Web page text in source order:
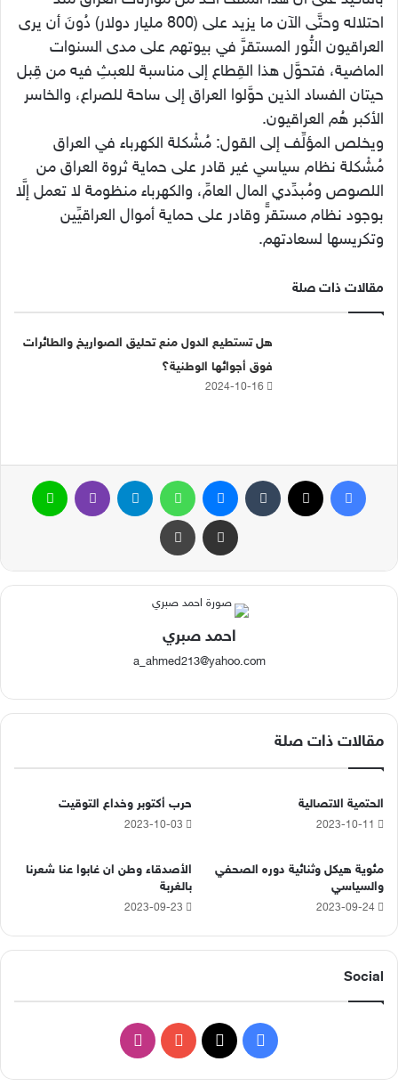
احتلاله وحتَّى الآن ما يزيد على (800 مليار دولار) دُونَ أن يرى
العراقيون النُّور المستقرَّ في بيوتهم على مدى السنوات
الماضية، فتحوَّل هذا القِطاع إلى مناسبة للعبثِ فيه من قِبل
حيتان الفساد الذين حوَّلوا العراق إلى ساحة للصراع، والخاسر
الأكبر هُم العراقيون.
ويخلص المؤلِّف إلى القول: مُشْكلة الكهرباء في العراق
مُشْكلة نظام سياسي غير قادر على حماية ثروة العراق من
اللصوص ومُبدِّدي المال العامِّ، والكهرباء منظومة لا تعمل إلَّا
بوجود نظام مستقرٍّ وقادر على حماية أموال العراقيِّين
وتكريسها لسعادتهم.
مقالات ذات صلة
هل تستطيع الدول منع تحليق الصواريخ والطائرات
فوق أجوائها الوطنية؟
2024-10-16
احمد صبري
a_ahmed213@yahoo.com
مقالات ذات صلة
الحتمية الاتصالية
2023-10-11
حرب أكتوبر وخداع التوقيت
2023-10-03
مئوية هيكل وثنائية دوره الصحفي
والسياسي
2023-09-24
الأصدقاء وطن ان غابوا عنا شعرنا
بالغربة
2023-09-23
Social
ي
X
Y
ن